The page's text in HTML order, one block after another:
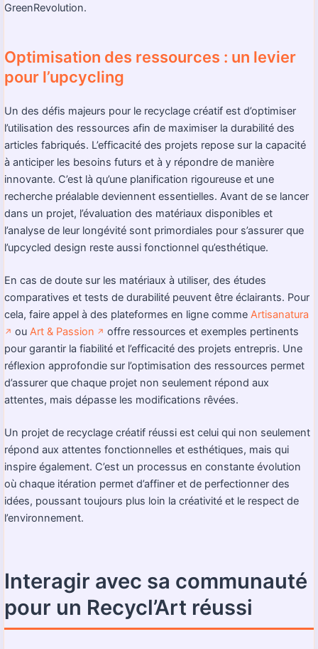
GreenRevolution.
Optimisation des ressources : un levier
pour l’upcycling
Un des défis majeurs pour le recyclage créatif est d’optimiser
l’utilisation des ressources afin de maximiser la durabilité des
articles fabriqués. L’efficacité des projets repose sur la capacité
à anticiper les besoins futurs et à y répondre de manière
innovante. C’est là qu’une planification rigoureuse et une
recherche préalable deviennent essentielles. Avant de se lancer
dans un projet, l’évaluation des matériaux disponibles et
l’analyse de leur longévité sont primordiales pour s’assurer que
l’upcycled design reste aussi fonctionnel qu’esthétique.
En cas de doute sur les matériaux à utiliser, des études
comparatives et tests de durabilité peuvent être éclairants. Pour
cela, faire appel à des plateformes en ligne comme Artisanatura
↗️ ou Art & Passion ↗️ offre ressources et exemples pertinents
pour garantir la fiabilité et l’efficacité des projets entrepris. Une
réflexion approfondie sur l’optimisation des ressources permet
d’assurer que chaque projet non seulement répond aux
attentes, mais dépasse les modifications rêvées.
Un projet de recyclage créatif réussi est celui qui non seulement
répond aux attentes fonctionnelles et esthétiques, mais qui
inspire également. C’est un processus en constante évolution
où chaque itération permet d’affiner et de perfectionner des
idées, poussant toujours plus loin la créativité et le respect de
l’environnement.
Interagir avec sa communauté
pour un Recycl’Art réussi